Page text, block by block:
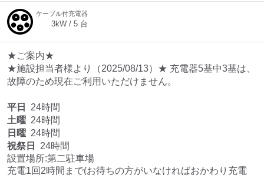
ケーブル付充電器
3kW / 5 台
★ご案内★
★施設担当者様より（2025/08/13）★ 充電器5基中3基は、
故障のため現在ご利用いただけません。
平日
24時間
土曜 24時間
日曜 24時間
祝祭日
24時間
設置場所:第二駐車場
充電1回2時間まで(お待ちの方がいなければおかわり充電